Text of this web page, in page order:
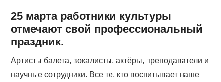
25 марта работники культуры
отмечают свой профессиональный
праздник.
Артисты балета, вокалисты, актёры, преподаватели и
научные сотрудники. Все те, кто воспитывает наше